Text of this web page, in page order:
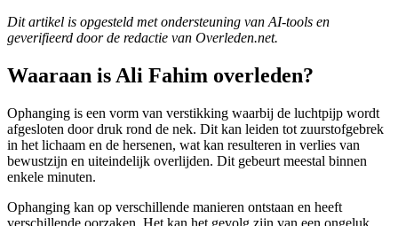
Dit artikel is opgesteld met ondersteuning van AI-tools en
geverifieerd door de redactie van Overleden.net.
Waaraan is Ali Fahim overleden?
Ophanging is een vorm van verstikking waarbij de luchtpijp wordt
afgesloten door druk rond de nek. Dit kan leiden tot zuurstofgebrek
in het lichaam en de hersenen, wat kan resulteren in verlies van
bewustzijn en uiteindelijk overlijden. Dit gebeurt meestal binnen
enkele minuten.
Ophanging kan op verschillende manieren ontstaan en heeft
verschillende oorzaken. Het kan het gevolg zijn van een ongeluk,